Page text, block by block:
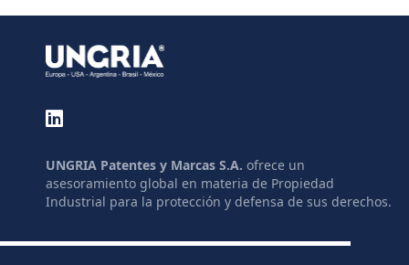
UNGRIA Patentes y Marcas S.A. ofrece un
asesoramiento global en materia de Propiedad
Industrial para la protección y defensa de sus derechos.
GLOSARIO
ENLACES